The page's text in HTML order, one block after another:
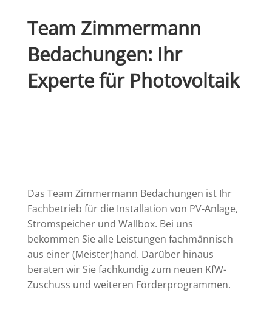
Team Zimmermann
Bedachungen: Ihr
Experte für Photovoltaik
Das Team Zimmermann Bedachungen ist Ihr
Fachbetrieb für die Installation von PV-Anlage,
Stromspeicher und Wallbox. Bei uns
bekommen Sie alle Leistungen fachmännisch
aus einer (Meister)hand. Darüber hinaus
beraten wir Sie fachkundig zum neuen KfW-
Zuschuss und weiteren Förderprogrammen.